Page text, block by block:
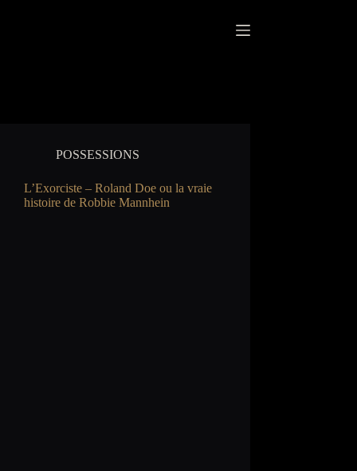
POSSESSIONS
L’Exorciste – Roland Doe ou la vraie
histoire de Robbie Mannhein